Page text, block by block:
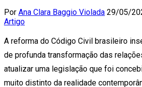
Por Ana Clara Baggio Violada 29/05/
Artigo
A reforma do Código Civil brasileiro
de profunda transformação das
atualizar uma legislação que foi
muito distinto da realidade